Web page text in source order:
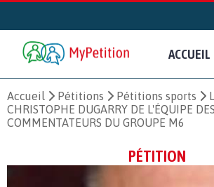
ACCUEIL
Accueil Pétitions Pétitions sports
CHRISTOPHE DUGARRY DE L'ÉQUIPE DES
COMMENTATEURS DU GROUPE M6
PÉTITION